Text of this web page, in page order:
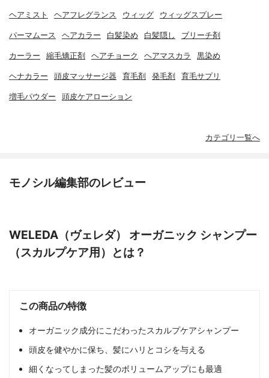
ヘアミスト ヘアフレグランス ウィッグ ウィッグスプレー
パーマムース ヘアカラー 白髪染め 白髪隠し ブリーチ剤
カーラー 縮毛矯正剤 ヘアチョーク ヘアマスカラ 黒染め
ヘナカラー 頭皮マッサージ器 育毛剤 発毛剤 育毛サプリ
増毛パウダー 頭皮ケアローション
カテゴリ一覧へ
モノシル編集部のレビュー
WELEDA（ヴェレダ） オーガニック シャンプー
（スカルプケア用）とは？
この商品の特徴
オーガニック成分にこだわったスカルプケアシャンプー
頭皮を健やかに保ち、髪にハリとコシを与える
細くなってしまった髪のボリュームアップにも最適